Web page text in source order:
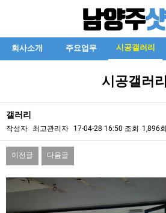
회사소개 주요업무 시공갤러리
시공갤러리
갤러리
작성자 최고관리자 17-04-28 16:50 조회 1,896회
이전글 다음글
본문